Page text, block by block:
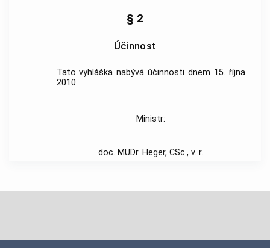
§ 2
Účinnost
Tato vyhláška nabývá účinnosti dnem 15. října
2010.
Ministr:
doc. MUDr. Heger, CSc., v. r.